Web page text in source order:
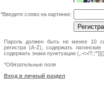
*Введите слово на картинке:
Пароль должен быть не менее 10
регистра (A-Z), содержать
содержать знаки пунктуации (,.<>/
*Обязательные поля
Вход в личный раздел